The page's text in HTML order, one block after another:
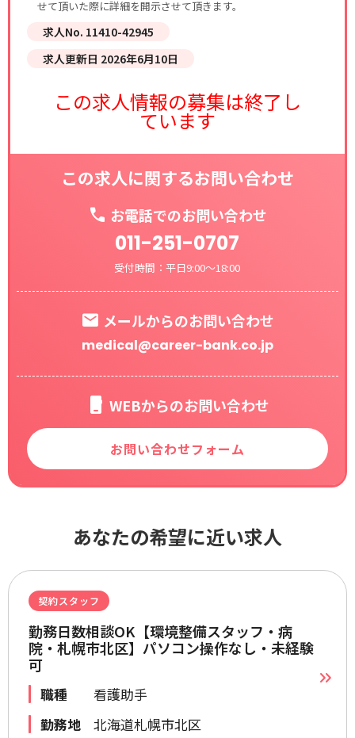
せて頂いた際に詳細を開示させて頂きます。
求人No. 11410-42945
求人更新日 2026年6月10日
この求人情報の募集は終了し
ています
この求人に関するお問い合わせ
お電話でのお問い合わせ
011-251-0707
受付時間：平日9:00～18:00
メールからのお問い合わせ
medical@career-bank.co.jp
WEBからのお問い合わせ
お問い合わせフォーム
あなたの希望に近い求人
契約スタッフ
勤務日数相談OK【環境整備スタッフ・病
院・札幌市北区】パソコン操作なし・未経験
可
職種
看護助手
勤務地
北海道札幌市北区